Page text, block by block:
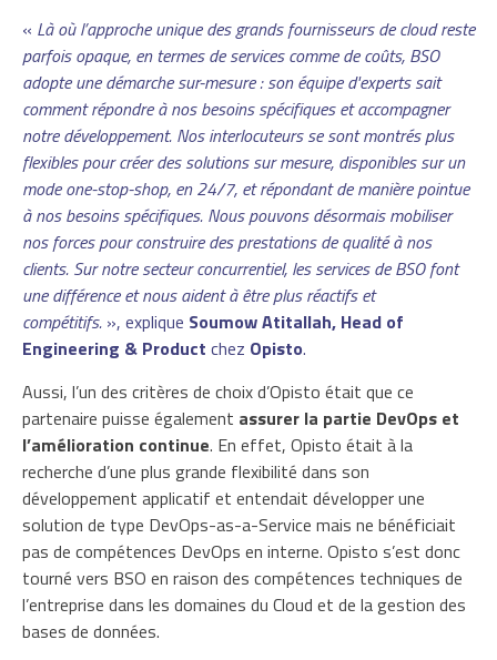
« Là où l’approche unique des grands fournisseurs de cloud reste
parfois opaque, en termes de services comme de coûts, BSO
adopte une démarche sur-mesure : son équipe d'experts sait
comment répondre à nos besoins spécifiques et accompagner
notre développement. Nos interlocuteurs se sont montrés plus
flexibles pour créer des solutions sur mesure, disponibles sur un
mode one-stop-shop, en 24/7, et répondant de manière pointue
à nos besoins spécifiques. Nous pouvons désormais mobiliser
nos forces pour construire des prestations de qualité à nos
clients. Sur notre secteur concurrentiel, les services de BSO font
une différence et nous aident à être plus réactifs et
compétitifs. », explique Soumow Atitallah, Head of
Engineering & Product chez Opisto.
Aussi, l’un des critères de choix d’Opisto était que ce
partenaire puisse également assurer la partie DevOps et
l’amélioration continue. En effet, Opisto était à la
recherche d’une plus grande flexibilité dans son
développement applicatif et entendait développer une
solution de type DevOps-as-a-Service mais ne bénéficiait
pas de compétences DevOps en interne. Opisto s’est donc
tourné vers BSO en raison des compétences techniques de
l’entreprise dans les domaines du Cloud et de la gestion des
bases de données.